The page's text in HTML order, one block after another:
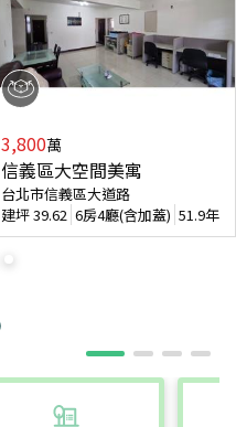
3,800萬
信義區大空間美寓
台北市信義區大道路
建坪39.62 6房4廳(含加蓋) 51.9年